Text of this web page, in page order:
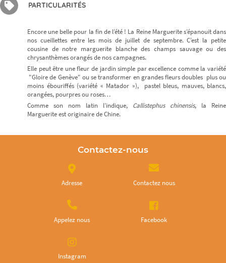
PARTICULARITÉS
Encore une belle pour la fin de l’été ! La Reine Marguerite s’épanouit dans
nos cueillettes entre les mois de juillet de septembre. C’est la petite
cousine de notre marguerite blanche des champs sauvage ou des
chrysanthèmes orangés de nos campagnes.
Elle peut être une fleur de jardin simple par excellence comme la variété
"Gloire de Genève" ou se transformer en grandes fleurs doubles plus ou
moins ébouriffés (variété « Matador »), pastel bleus, mauves, blancs,
orangées, pourpres ou roses…
Comme son nom latin l’indique, Callistephus chinensis, la Reine
Marguerite est originaire de Chine.
Contactez-nous
Adresse Contactez nous
Appelez nous Facebook
Instagram